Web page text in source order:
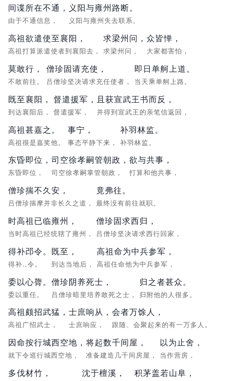
间谍所在不通，
由于不通信息，
义阳与雍州路断。
义阳与雍州失去联系。
高祖欲遣使至襄阳，
高祖打算派遣使者到襄阳去，
求梁州问，
求梁州问，
众皆惮，
大家都害怕，
莫敢行，
不敢前往。
僧珍固请充使，
吕僧珍坚决请求充任使者，
即日单舸上道。
当天乘单舸上路。
既至襄阳，
到达襄阳后，
督遣援军，
督遣援军，
且获宣武王书而反，
并得到宣武王的亲笔信返回，
高祖甚嘉之。
高祖很是嘉奖他。
事宁，
事态平静下来，
补羽林监。
补羽林监。
东昏即位，
东昏即位，
司空徐孝嗣管朝政，
司空徐孝嗣掌管朝政，
欲与共事，
打算和他共事，
僧珍揣不久安，
吕僧珍揣摩并非长久之道，
竟弗往。
最终没有前往就职。
时高祖已临雍州，
当时高祖已经统辖了雍州，
僧珍固求西归，
吕僧珍坚决请求西行回家，
得补邔令。
得补..令。
既至，
到达当地后，
高祖命为中兵参军，
高祖任命他为中兵参军，
委以心膂。
委以重任。
僧珍阴养死士，
吕僧珍暗里培养敢死之士，
归之者甚众。
归附他的人很多。
高祖颇招武猛，
高祖广招武士，
士庶响从，
士庶响应，
会者万馀人，
跟随、会聚起来的有一万多人。
因命按行城西空地，
就下令巡行城西空地，
将起数千间屋，
准备建造几千间房屋，
以为止舍，
当作营房，
多伐材竹， 沈于檀溪， 积茅盖若山阜，